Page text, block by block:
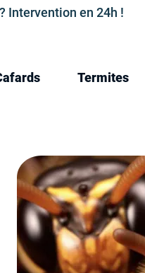
Intervention en 24h !
Termites